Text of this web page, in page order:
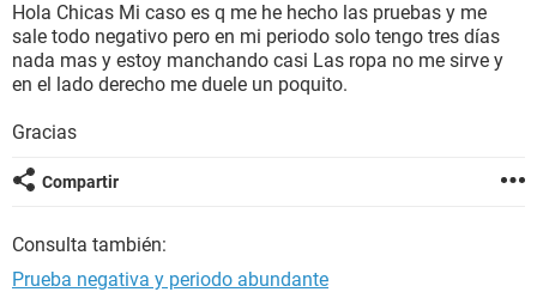
SEXUALIDAD
GLOSARIO
Hola Chicas Mi caso es q me he hecho las pruebas y me
sale todo negativo pero en mi periodo solo tengo tres días
nada mas y estoy manchando casi Las ropa no me sirve y
en el lado derecho me duele un poquito.
Gracias
Compartir
Consulta también:
Prueba negativa y periodo abundante